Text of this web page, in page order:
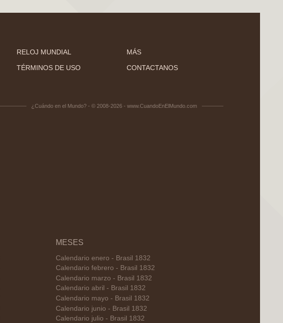
RELOJ MUNDIAL
MÁS
TÉRMINOS DE USO CONTACTANOS
¿Cuándo en el Mundo? - © 2008-2026 - www.CuandoEnElMundo.com
MESES
Calendario enero - Brasil 1832
Calendario febrero - Brasil 1832
Calendario marzo - Brasil 1832
Calendario abril - Brasil 1832
Calendario mayo - Brasil 1832
Calendario junio - Brasil 1832
Calendario julio - Brasil 1832